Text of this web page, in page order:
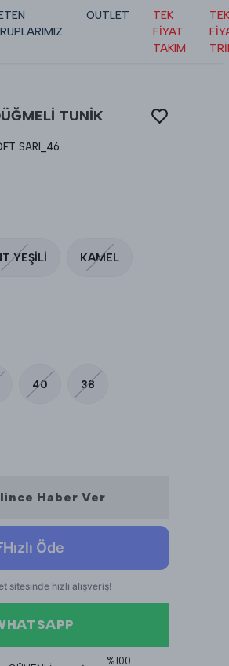
OUTLET
TEK
FİYAT
TAKIM
TEK
TUNİK
SARI_46
YEŞİLİ KAMEL
40 38
Haber Ver
%100